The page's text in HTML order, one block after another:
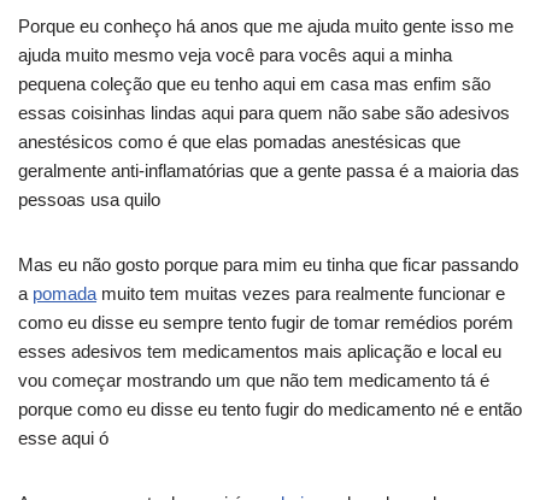
Porque eu conheço há anos que me ajuda muito gente isso me
ajuda muito mesmo veja você para vocês aqui a minha
pequena coleção que eu tenho aqui em casa mas enfim são
essas coisinhas lindas aqui para quem não sabe são adesivos
anestésicos como é que elas pomadas anestésicas que
geralmente anti-inflamatórias que a gente passa é a maioria das
pessoas usa quilo
Mas eu não gosto porque para mim eu tinha que ficar passando
a pomada muito tem muitas vezes para realmente funcionar e
como eu disse eu sempre tento fugir de tomar remédios porém
esses adesivos tem medicamentos mais aplicação e local eu
vou começar mostrando um que não tem medicamento tá é
porque como eu disse eu tento fugir do medicamento né e então
esse aqui ó